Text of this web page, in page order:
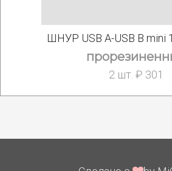
ШНУР USB A-USB B mini
2 шт. ₽ 301